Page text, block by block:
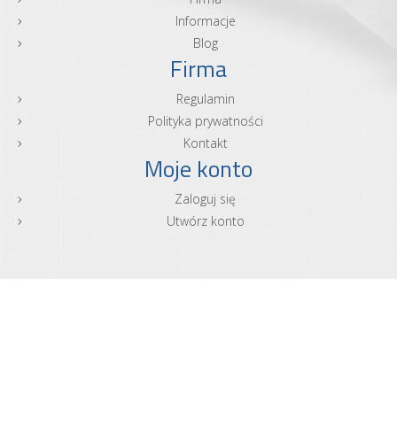
Informacje
Blog
Firma
Regulamin
Polityka prywatności
Kontakt
Moje konto
Zaloguj się
Utwórz konto